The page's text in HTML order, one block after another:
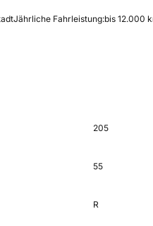
Jährliche Fahrleistung:bis 12.000
205
55
R